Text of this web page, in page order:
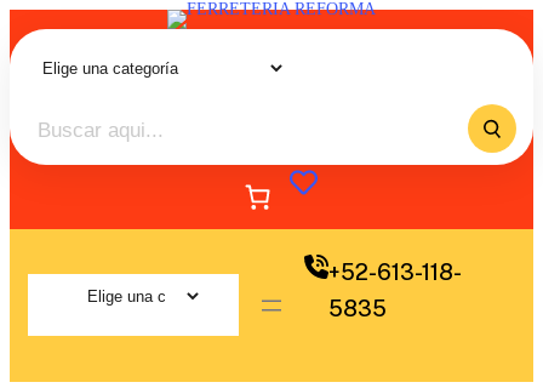
+52-613-118-
5835